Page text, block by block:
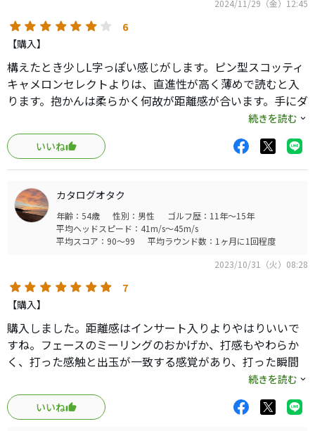
2024/11/29（金）12:45
6
【購入】
構えたとき少しL字っぽい感じがします。ピン型スコッティ
キャメロンセレクトよりは、直進性が高く薄めで読むと入
ります。抱かんは柔らかく何故が距離感が合います。手にダ
イレクトに伝わり打っただけ転がるバターでする。
グリップが好きです。このグリップしか使えないようにな
りました。
続きを読む
いいね
カタログオタク
年齢：54歳 性別：男性
ゴルフ歴：11年～15年
平均ヘッドスピード：41m/s～45m/s
平均スコア：90～99
平均ラウンド数：1ヶ月に1回程度
2023/10/31（火）08:28
7
【購入】
購入しました。距離感はインサート入りよりやはりいいで
すね。フェースのミーリングのおかげか、打感もやわらか
く、打った感触と出玉が一致する感覚があり、打った瞬間
PINGのタイン４との比較でいうと、より転がり、距離感が
合い、平行、直角はタイン４の方が見やすく、Goloの方が
続きを読む
いいね